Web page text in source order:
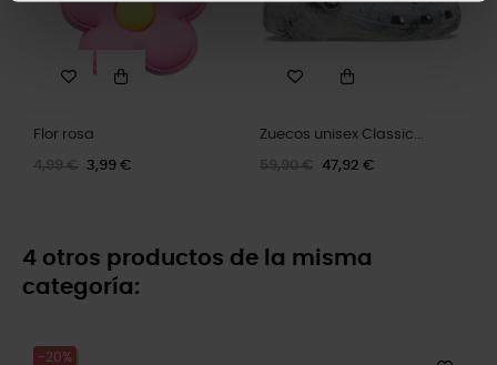
Flor rosa
4,99 € 3,99 €
Zuecos unisex Classic...
59,90 € 47,92 €
4 otros productos de la misma
categoría:
-20%